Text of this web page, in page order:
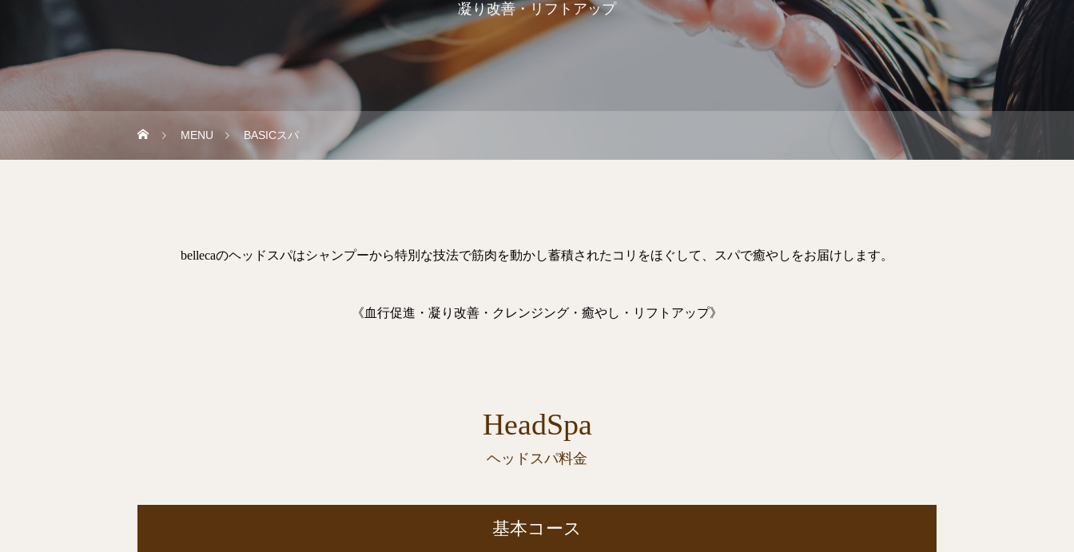
凝り改善・リフトアップ
MENU BASICスパ
bellecaのヘッドスパはシャンプーから特別な技法で筋肉を動かし蓄積されたコリをほぐして、スパで癒やしをお届けします。
《血行促進・凝り改善・クレンジング・癒やし・リフトアップ》
HeadSpa
ヘッドスパ料金
基本コース